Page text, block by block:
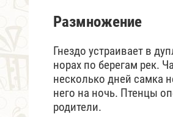
Размножение
Гнездо устраивает в
норах по берегам рек.
несколько дней самка
него на ночь. Птенцы
родители.